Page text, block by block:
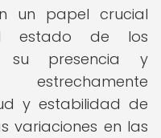
un papel crucial
estado de los
su presencia y
y estabilidad de
variaciones en las